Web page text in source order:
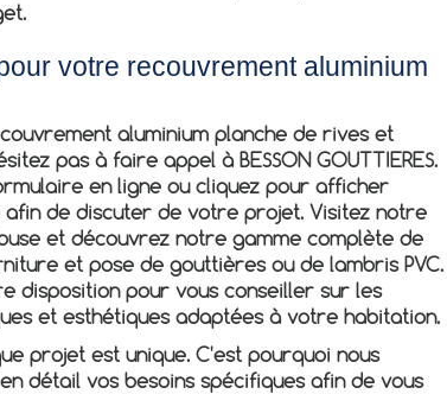
votre recouvrement aluminium
aluminium planche de rives et
pas à faire appel à BESSON GOUTTIERES.
en ligne ou cliquez pour afficher
de discuter de votre projet. Visitez notre
et découvrez notre gamme complète de
et pose de gouttières ou de lambris PVC.
disposition pour vous conseiller sur les
et esthétiques adaptées à votre habitation.
projet est unique. C'est pourquoi nous
détail vos besoins spécifiques afin de vous